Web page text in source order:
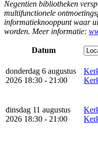
Negentien bibliotheken
multifunctionele
informatieknooppunt waar
worden. Meer informatie:
Datum
donderdag 6 augustus
2026 18:30 - 21:00
dinsdag 11 augustus
2026 18:30 - 21:00